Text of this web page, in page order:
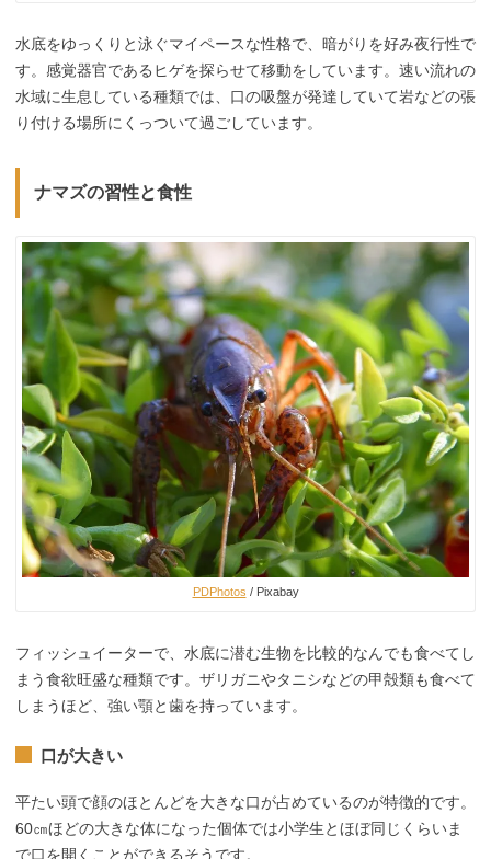
水底をゆっくりと泳ぐマイペースな性格で、暗がりを好み夜行性で
す。感覚器官であるヒゲを探らせて移動をしています。速い流れの
水域に生息している種類では、口の吸盤が発達していて岩などの張
り付ける場所にくっついて過ごしています。
ナマズの習性と食性
PDPhotos / Pixabay
フィッシュイーターで、水底に潜む生物を比較的なんでも食べてし
まう食欲旺盛な種類です。ザリガニやタニシなどの甲殻類も食べて
しまうほど、強い顎と歯を持っています。
口が大きい
平たい頭で顔のほとんどを大きな口が占めているのが特徴的です。
60㎝ほどの大きな体になった個体では小学生とほぼ同じくらいま
で口を開くことができるそうです。